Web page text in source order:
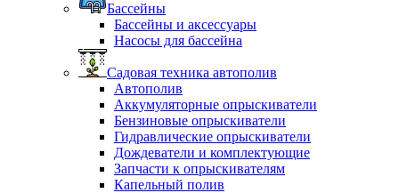
Бассейны
Бассейны и аксессуары
Насосы для бассейна
Садовая техника автополив
Автополив
Аккумуляторные опрыскиватели
Бензиновые опрыскиватели
Гидравлические опрыскиватели
Дождеватели и комплектующие
Запчасти к опрыскивателям
Капельный полив